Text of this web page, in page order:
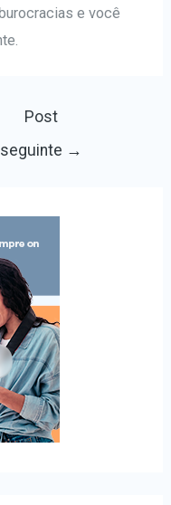
e você
Post
seguinte →